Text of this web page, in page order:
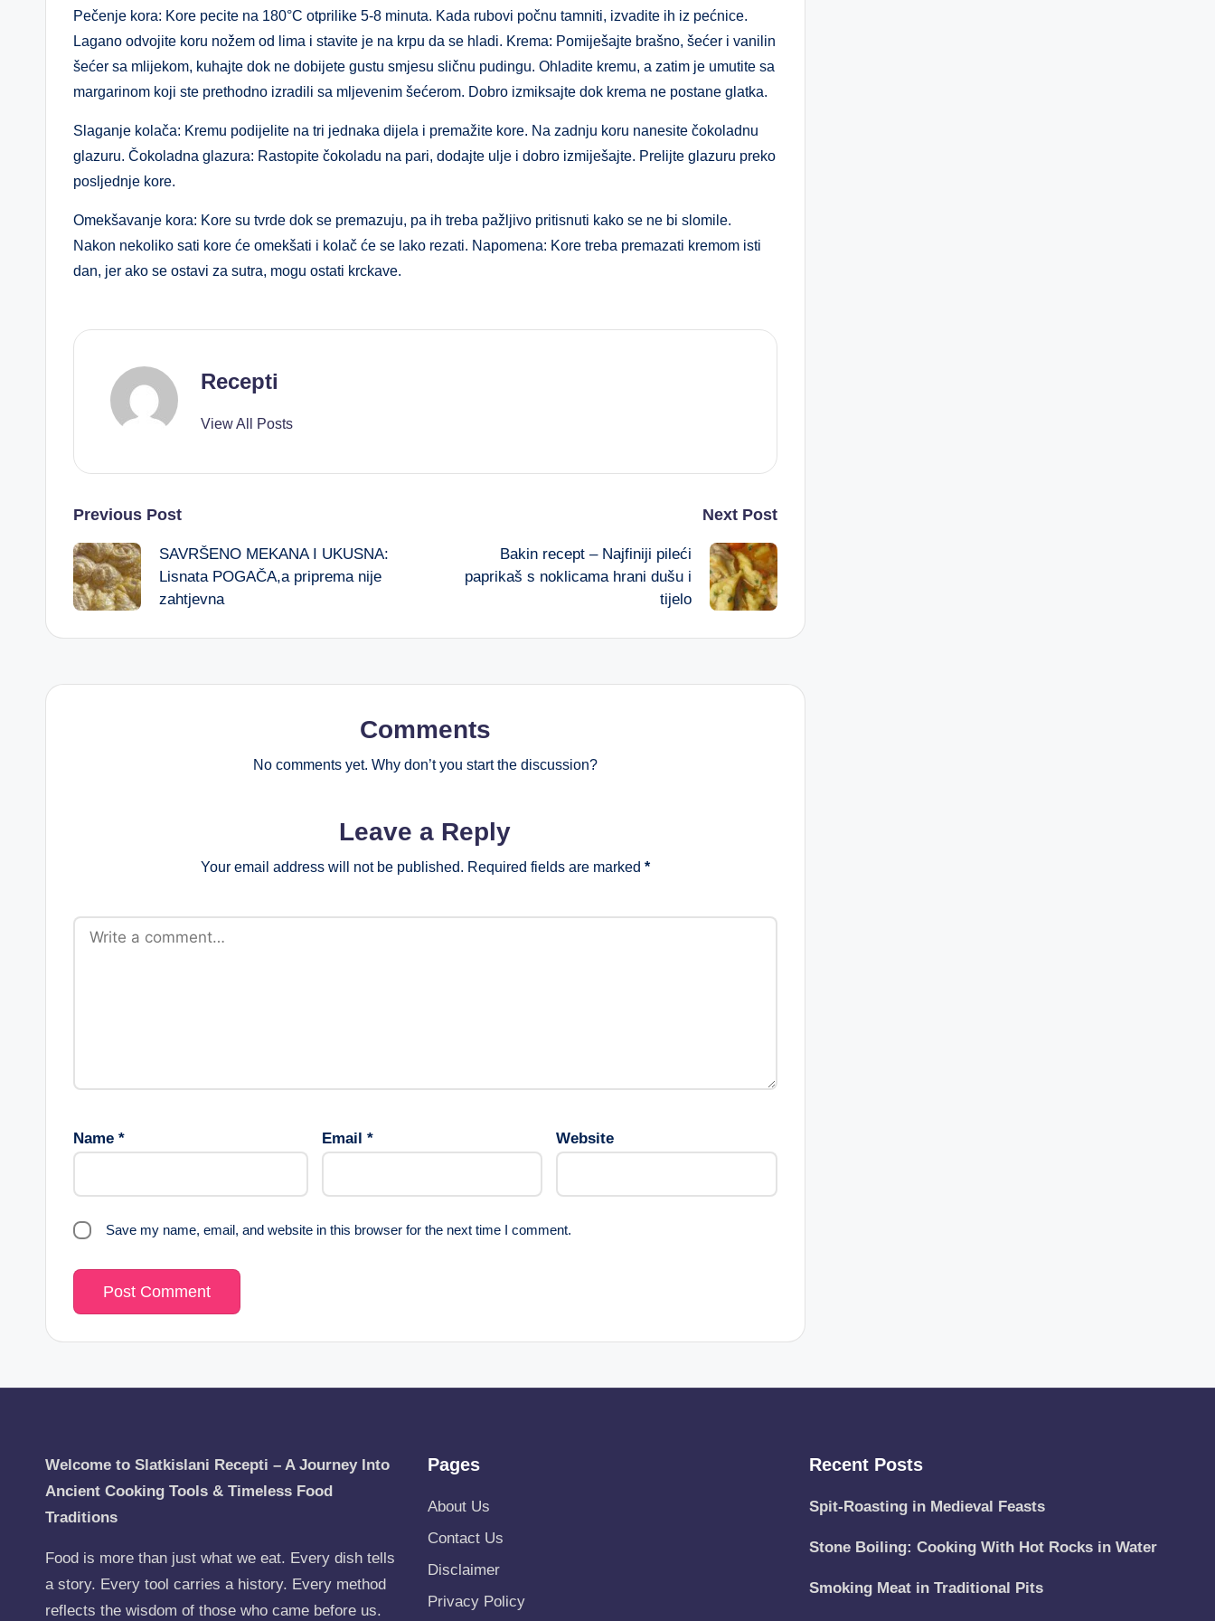
Pečenje kora: Kore pecite na 180°C otprilike 5-8 minuta. Kada rubovi počnu tamniti, izvadite ih iz pećnice.
Lagano odvojite koru nožem od lima i stavite je na krpu da se hladi. Krema: Pomiješajte brašno, šećer i vanilin
šećer sa mlijekom, kuhajte dok ne dobijete gustu smjesu sličnu pudingu. Ohladite kremu, a zatim je umutite sa
margarinom koji ste prethodno izradili sa mljevenim šećerom. Dobro izmiksajte dok krema ne postane glatka.
Slaganje kolača: Kremu podijelite na tri jednaka dijela i premažite kore. Na zadnju koru nanesite čokoladnu
glazuru. Čokoladna glazura: Rastopite čokoladu na pari, dodajte ulje i dobro izmiješajte. Prelijte glazuru preko
posljednje kore.
Omekšavanje kora: Kore su tvrde dok se premazuju, pa ih treba pažljivo pritisnuti kako se ne bi slomile.
Nakon nekoliko sati kore će omekšati i kolač će se lako rezati. Napomena: Kore treba premazati kremom isti
dan, jer ako se ostavi za sutra, mogu ostati krckave.
Recepti
View All Posts
Post
navigation
Previous Post
SAVRŠENO MEKANA I UKUSNA:
Lisnata POGAČA,a priprema nije
zahtjevna
Next Post
Bakin recept – Najfiniji pileći
paprikaš s noklicama hrani dušu i
tijelo
Comments
No comments yet. Why don’t you start the discussion?
Leave a Reply
Your email address will not be published. Required fields are marked *
Name * Email * Website
Save my name, email, and website in this browser for the next time I comment.
Welcome to Slatkislani Recepti – A Journey Into
Ancient Cooking Tools & Timeless Food
Traditions
Food is more than just what we eat. Every dish tells
a story. Every tool carries a history. Every method
reflects the wisdom of those who came before us.
Pages
About Us
Contact Us
Disclaimer
Privacy Policy
Recent Posts
Spit-Roasting in Medieval Feasts
Stone Boiling: Cooking With Hot Rocks in Water
Smoking Meat in Traditional Pits